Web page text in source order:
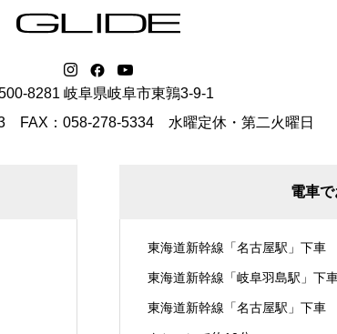
8281 岐阜県岐阜市東鶉3-9-1
FAX：058-278-5334 水曜定休・第二火曜日
電車
東海道新幹線「名古屋駅」下
東海道新幹線「岐阜羽島駅」
東海道新幹線「名古屋駅」下